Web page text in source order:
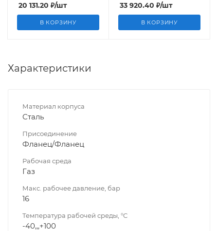
20 131.20 ₽/шт
В КОРЗИНУ
33 920.40 ₽/шт
В КОРЗИНУ
Характеристики
Материал корпуса
Сталь
Присоединение
Фланец/Фланец
Рабочая среда
Газ
Макс. рабочее давление, бар
16
Температура рабочей среды, °C
-40,,,+100